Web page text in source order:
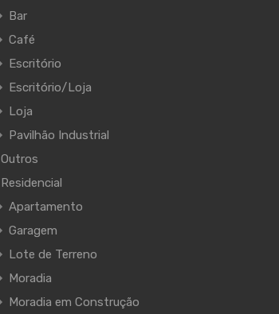
Bar
Café
Escritório
Escritório/Loja
Loja
Pavilhão Industrial
Outros
Residencial
Apartamento
Garagem
Lote de Terreno
Moradia
Moradia em Construção